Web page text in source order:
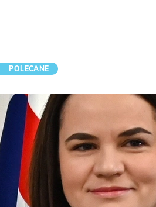
POLECANE